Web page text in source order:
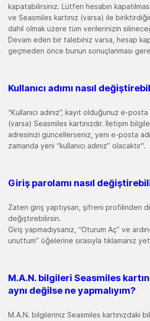
kapatabilirsiniz. Lütfen hesabın
ve Seasmiles kartınız (varsa) ile
dahil olmak üzere tüm verilerinizin
Devam eden bir talebiniz varsa, hesap
geçmeden önce bunun sonuçlanması
Kullanıcı adımı nasıl
“Kullanıcı adınız”, kayıt olduğunuz e-
(varsa) Seasmiles kartınızdır. İletişim
adresinizi güncellerseniz, yeni e-posta
zamanda yeni “kullanıcı adınız” olacaktır".
Giriş parolamı nasıl
Zaten giriş yaptıysan, şifreni profilinden
değiştirebilirsin.
Giriş yapmadıysanız, “Oturum Aç” ve
unuttum” öğelerine sırasıyla tıklamanız
M.A.N. bilgileri Seasmiles
aynı değilse ne yapmalıyım?
M.A.N. bilgileriniz Seasmiles kartınızdaki